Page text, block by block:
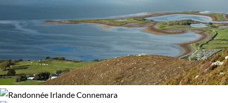
Itinérance
Itinérant Semi-itinérant
Environnement